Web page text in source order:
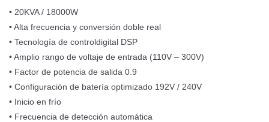
• 20KVA / 18000W
• Alta frecuencia y conversión doble real
• Tecnología de controldigital DSP
• Amplio rango de voltaje de entrada (110V – 300V)
• Factor de potencia de salida 0.9
• Configuración de batería optimizado 192V / 240V
• Inicio en frío
• Frecuencia de detección automática